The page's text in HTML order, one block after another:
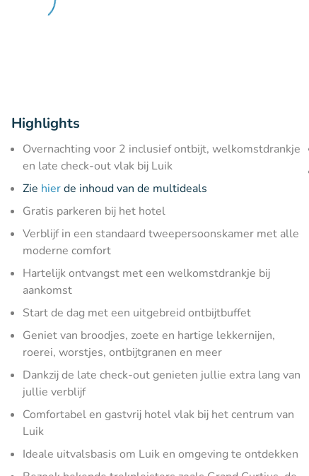
Highlights
Overnachting voor 2 inclusief ontbijt, welkomstdrankje
en late check-out vlak bij Luik
Zie hierde inhoud van de multideals
Gratis parkeren bij het hotel
Verblijf in een standaard tweepersoonskamer met alle
moderne comfort
Hartelijk ontvangst met een welkomstdrankje bij
aankomst
Start de dag met een uitgebreid ontbijtbuffet
Geniet van broodjes, zoete en hartige lekkernijen,
roerei, worstjes, ontbijtgranen en meer
Dankzij de late check-out genieten jullie extra lang van
jullie verblijf
Comfortabel en gastvrij hotel vlak bij het centrum van
Luik
Ideale uitvalsbasis om Luik en omgeving te ontdekken